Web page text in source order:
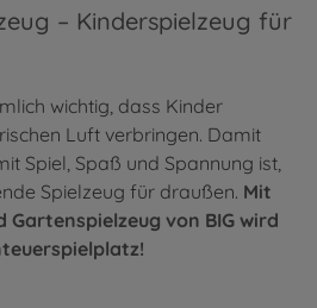
– Kinderspielzeug für
wichtig, dass Kinder
Luft verbringen. Damit
Spiel, Spaß und Spannung ist,
Spielzeug für draußen. Mit
Gartenspielzeug von BIG wird